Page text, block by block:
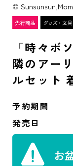
©
「時々ボ
隣のアー
ルセット
予約期間
発売日